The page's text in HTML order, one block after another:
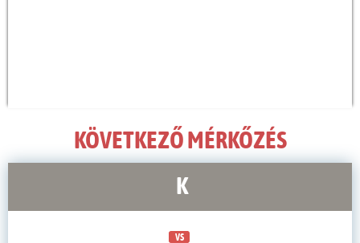
KÖVETKEZŐ MÉRKŐZÉS
K
VS